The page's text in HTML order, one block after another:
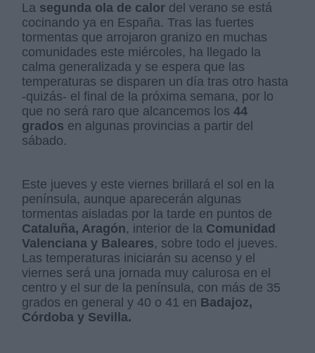
La segunda ola de calor del verano se está
cocinando ya en España. Tras las fuertes
tormentas que arrojaron granizo en muchas
comunidades este miércoles, ha llegado la
calma generalizada y se espera que las
temperaturas se disparen un día tras otro hasta
-quizás- el final de la próxima semana, por lo
que no será raro que alcancemos los44
grados en algunas provincias a partir del
sábado.
Este jueves y este viernes brillará el sol en la
península, aunque aparecerán algunas
tormentas aisladas por la tarde en puntos de
Cataluña, Aragón, interior de la Comunidad
Valenciana y Baleares, sobre todo el jueves.
Las temperaturas iniciarán su acenso y el
viernes será una jornada muy calurosa en el
centro y el sur de la península, con más de 35
grados en general y 40 o 41 en Badajoz,
Córdoba y Sevilla.